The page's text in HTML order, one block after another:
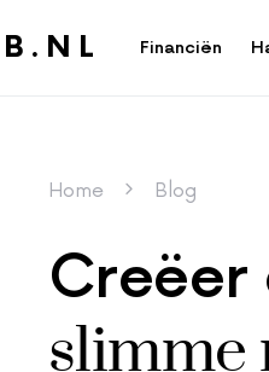
Financiën
Home Blog
Creëer
slimme